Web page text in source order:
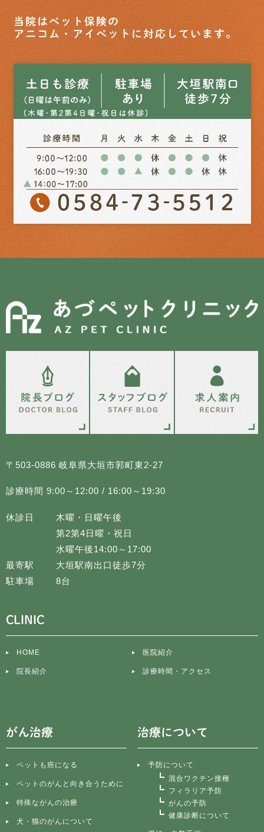
当院はペット保険の
アニコム・アイペットに対応しています。
〒503-0886 岐阜県大垣市郭町東2-27
診療時間 9:00～12:00 / 16:00～19:30
休診日
木曜・日曜午後
第2第4日曜・祝日
水曜午後14:00～17:00
最寄駅
大垣駅南出口徒歩7分
駐車場
8台
CLINIC
HOME 医院紹介
院長紹介 診療時間・アクセス
がん治療
ペットも癌になる
ペットのがんと向き合うために
特殊ながんの治療
犬・猫のがんについて
治療について
予防について
混合ワクチン接種
フィラリア予防
がんの予防
健康診断について